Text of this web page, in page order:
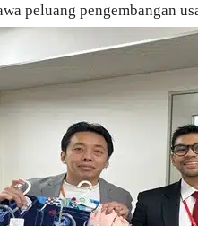
peluang pengembangan